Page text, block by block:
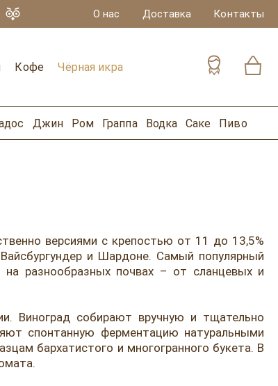
О нас Доставка Контакты
Кофе Чёрная икра
Джин Ром Граппа Водка Саке Пиво
версиями с крепостью от 11 до 13,5%
и Шардоне. Самый популярный
разнообразных почвах – от сланцевых и
Виноград собирают вручную и тщательно
спонтанную ферментацию натуральными
бархатистого и многогранного букета. В